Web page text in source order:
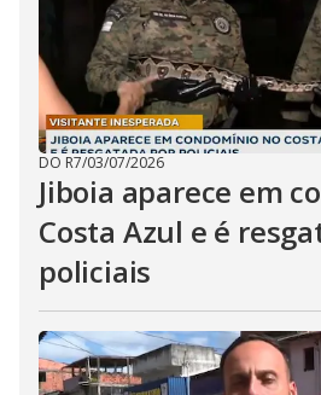
d
e
o
DO R7/03/07/2026
Jiboia aparece em
Costa Azul e é
policiais